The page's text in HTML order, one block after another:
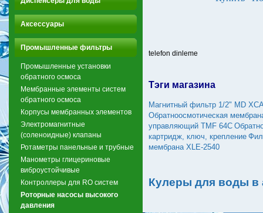
Аксессуары
Промышленные фильтры
Промышленные установки
обратного осмоса
Мембранные элементы систем
обратного осмоса
Корпусы мембранных элементов
Электромагнитные
(соленоидные) клапаны
Ротаметры панельные и трубные
Манометры глицериновые
виброустойчивые
Контроллеры для RO систем
Роторные насосы высокого
давления
telefon dinleme
Тэги магазина
Магнитный фильтр 1/2" MD
Обратноосмотическая
управляющий TMF 64C
картридж, ключ, крепление
мембрана XLE-2540
Кулеры для воды в